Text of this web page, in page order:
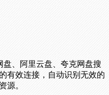
、阿里云盘、夸克网盘搜
有效连接，自动识别无效的
源。